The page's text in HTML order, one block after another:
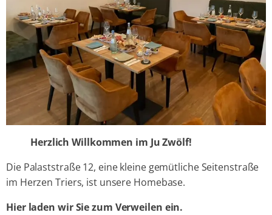
Herzlich Willkommen im Ju Zwölf!
Die Palaststraße 12, eine kleine gemütliche Seitenstraße
im Herzen Triers, ist unsere Homebase.
Hier laden wir Sie zum Verweilen ein.